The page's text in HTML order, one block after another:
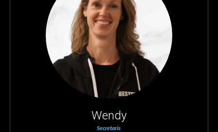
Wendy
Secretaris